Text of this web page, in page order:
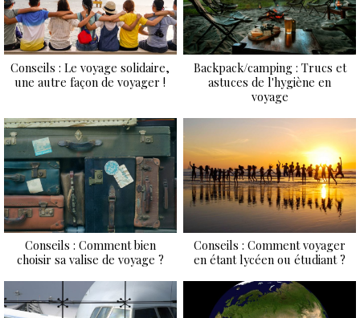
Conseils : Le voyage solidaire,
une autre façon de voyager !
Backpack/camping : Trucs et
astuces de l'hygiène en
voyage
Conseils : Comment bien
choisir sa valise de voyage ?
Conseils : Comment voyager
en étant lycéen ou étudiant ?